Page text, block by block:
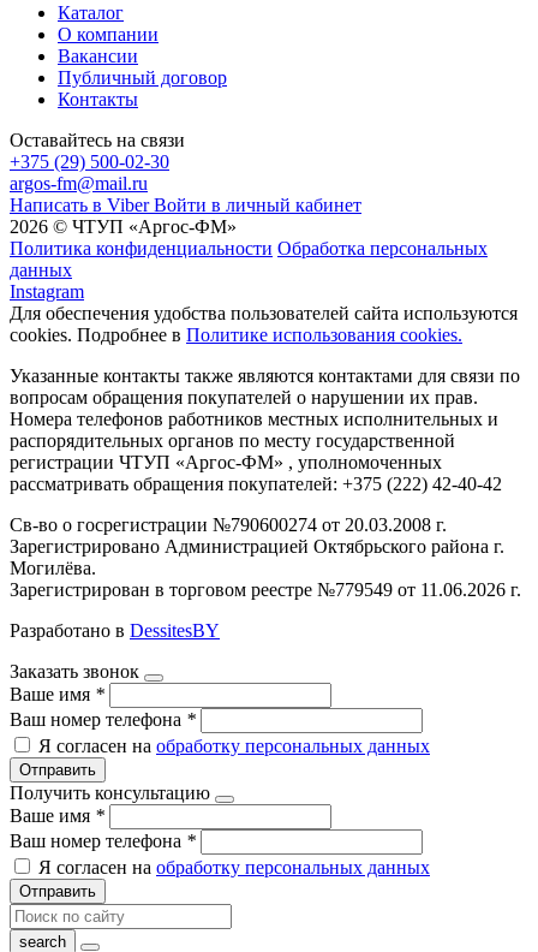
Каталог
О компании
Вакансии
Публичный договор
Контакты
Оставайтесь на связи
+375 (29) 500-02-30
argos-fm@mail.ru
Написать в Viber Войти в личный кабинет
2026 © ЧТУП «Аргос-ФМ»
Политика конфиденциальности Обработка персональных
данных
Instagram
Для обеспечения удобства пользователей сайта используются
cookies. Подробнее в Политике использования cookies.
Указанные контакты также являются контактами для связи по
вопросам обращения покупателей о нарушении их прав.
Номера телефонов работников местных исполнительных и
распорядительных органов по месту государственной
регистрации ЧТУП «Аргос-ФМ» , уполномоченных
рассматривать обращения покупателей: +375 (222) 42-40-42
Св-во о госрегистрации №790600274 от 20.03.2008 г.
Зарегистрировано Администрацией Октябрьского района г.
Могилёва.
Зарегистрирован в торговом реестре №779549 от 11.06.2026 г.
Разработано в DessitesBY
Заказать звонок
Ваше имя *
Ваш номер телефона *
Я согласен на обработку персональных данных
Отправить
Получить консультацию
Ваше имя *
Ваш номер телефона *
Я согласен на обработку персональных данных
Отправить